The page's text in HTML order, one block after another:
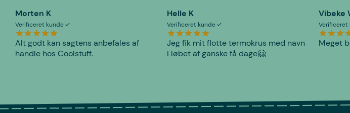
Morten K
Verificeret kunde
Alt godt kan sagtens anbefales af
handle hos Coolstuff.
Helle K
Verificeret kunde
Jeg fik mit flotte termokrus med navn
i løbet af ganske få dage🤗
Vibeke
Meget